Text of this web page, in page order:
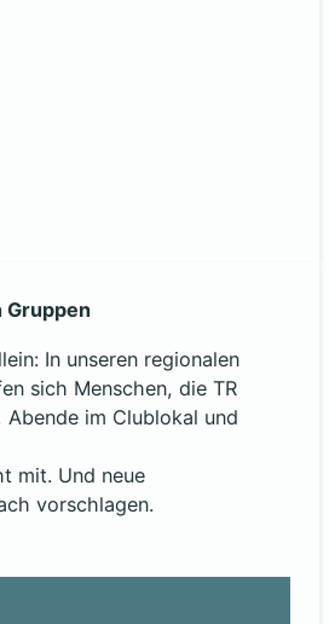
Gruppen
In unseren regionalen
sich Menschen, die TR
Abende im Clublokal und
mit. Und neue
vorschlagen.